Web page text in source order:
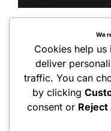
We
Cookies help
deliver
traffic. You can
by clicking
consent or Reject